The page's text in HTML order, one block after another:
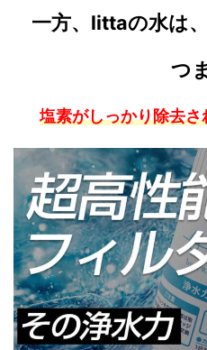
一方、 littaの水は、
つ
塩素がしっかり除去